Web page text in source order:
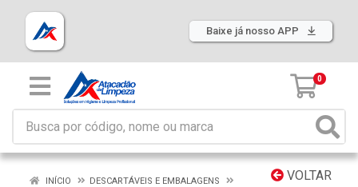
Baixe já nosso APP
0
VOLTAR
INÍCIO
DESCARTÁVEIS E EMBALAGENS